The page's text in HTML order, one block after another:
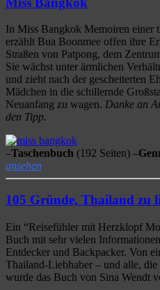
In Miss Bangkok Memoiren einer
erzählt Bua Boonmee offen ihre
Straßen von Patpong, dem
Sie wächst unter ärmlichen
und zieht nach der gescheiterten
Mädchen in die schillernde
Neuanfang zu wagen. Danke an
den Tipp.
–Taschenbuch (192 Seiten) –
ansehen
105 Gründe, Thailand zu
Ein “Reisefühler mit Herzklopf
Buch mit sehr vielen
Entdecker und Backpacker. Von
Thailand-Liebhaber – und alle,
wurde das Buch von Sina Wendt